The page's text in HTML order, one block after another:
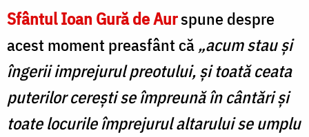
Sfântul Ioan Gură de Aurspune despre
acest moment preasfânt că „acum stau și
îngerii imprejurul preotului, și toată ceata
puterilor cerești se împreună în cântări și
toate locurile împrejurul altarului se umplu